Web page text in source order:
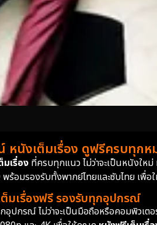
หนังเต็มเรื่อง ดูฟรีครบทุก
มเรื่องที่ครบทุกแนว ไม่ว่าจะเป็นหนังให
ร้อมรองรับทั้งพากย์ไทยและซับไทย เพื่
มเรื่องฟรี รองรับทุกอุปกรณ์
อุปกรณ์ ไม่ว่าจะเป็นมือถือหรือคอมพิวเ